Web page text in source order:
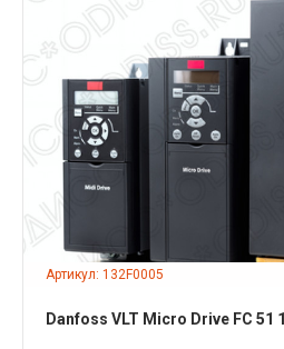
Артикул: 132F0005
Danfoss VLT Micro Drive FC 51